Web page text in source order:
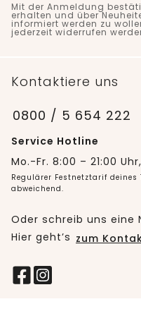
Mit der Anmeldung
erhalten und über
informiert werden zu
jederzeit widerrufen
Kontaktiere uns
0800 / 5 654 222
Service Hotline
Mo.-Fr. 8:00 – 21:00
Regulärer Festnetztarif
abweichend.
Oder schreib uns eine
Hier geht’s zum